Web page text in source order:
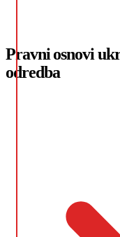
Pravni osnovi
odredba